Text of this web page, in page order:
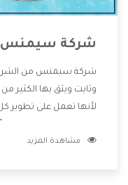
شركة سيمنس
شركة سيمنس من
وثابت ويثق بها الكثير
لأنها تعمل على تطوير
وتقدم للعملاء أقوى
مشاهدة المزيد